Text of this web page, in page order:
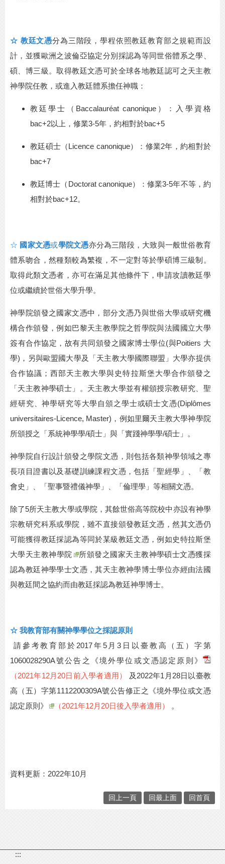
☆ 教廷文憑分為三階段，學程依照教廷教育部之規範而設
計，並獲歐洲之波倫亞協定分別採認為等同世俗體系之學、
碩、博三級。取得教廷文憑可於全球各地教廷認可之天主教
神學院任教，或進入教廷體系擔任神職：
教廷學士（ Baccalauréat canonique）：入學資格
bac+2以上，修業3-5年，約相對於bac+5
教廷碩士（Licence canonique）：修業2年，約相對於
bac+7
教廷博士（ Doctorat canonique）：修業3-5年不等，約
相對於bac+12。
☆ 國家文憑或學院文憑亦分為三階段，大致與一般世俗教育
體系吻合，然種類較為繁複，不一定對等於學碩博三級制。
取得此類文憑者，亦可在滿足其他條件下，申請攻讀教廷學
位或繼續於世俗大學升學。
神學院頒發之國家文憑中，部分文憑乃與世俗大學或研究機
構合作頒發，例如巴黎天主教學院之哲學院與法國國立大學
簽有合作協定，故有共同頒發之國家博士學位(與Poitiers 大
學)，另與歐盟國大學及「天主教大學國際聯盟」大學亦提供
合作協議；西部天主教大學與史特拉斯堡大學合作頒發之
「天主教神學碩士」。天主教大學並有權頒授宗教研究、聖
經研究、神學研究等大學自頒之學士或碩士文憑(Diplômes
universitaires-Licence, Master)，例如里爾天主教大學神學院
所頒授之「系統神學學/碩士」與「實踐神學學/碩士」。
神學院自行設計頒發之學院文憑，則包括各類神學領域之專
長項目證書以及基礎訓練課程文憑，包括「聖經學」、「教
會史」、「聖事暨禮儀神學」、「倫理學」等相關文憑。
除了5所天主教大學或學院，其餘世俗高等院校中亦設有神學
宗教研究科系或學院，雖不直接頒發教廷文憑，然其文憑仍
可能獲得教廷採認為等同於某級教廷文憑，例如史特拉斯堡
大學天主教神學院
所頒發之國家天主教神學碩士文憑獲採
認為教廷神學學士文憑，其天主教神學博士學位亦經由法國
與教廷間之協約而由教廷採認為教廷神學博士。
☆ 我教育部有關神學學位之採認原則
請參考教育部於 2017年5月3 日以臺教高（五）字第
1060028290A號公告之
《境外學位或文憑認定原則》
（2021年12月 20日前入學者適用） 及 2022年1 月 28日以臺教
高（五）字第1112200309A號公告修正之 《境外學位或文憑
認定原則》
（2021年12月 20日後入學者適用） 。
資料更新： 2022年10月
回上一頁 回最上面 回首頁
:::